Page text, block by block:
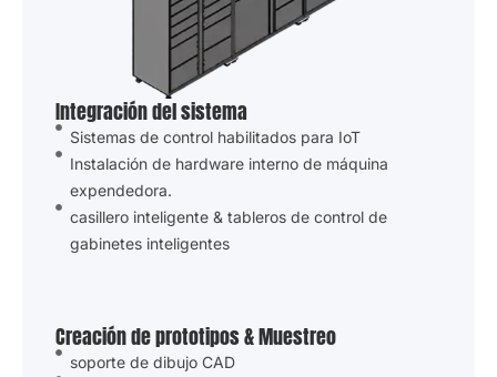
Integración del sistema
Sistemas de control habilitados para IoT
Instalación de hardware interno de máquina
expendedora.
casillero inteligente & tableros de control de
gabinetes inteligentes
Creación de prototipos & Muestreo
soporte de dibujo CAD